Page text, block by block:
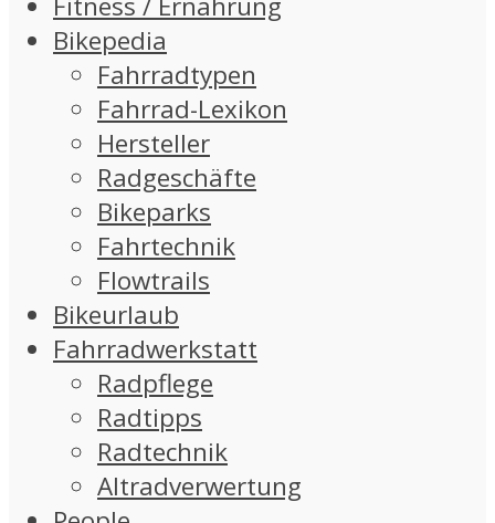
Bikepedia
Fahrradtypen
Fahrrad-Lexikon
Hersteller
Radgeschäfte
Bikeparks
Fahrtechnik
Flowtrails
Bikeurlaub
Fahrradwerkstatt
Radpflege
Radtipps
Radtechnik
Altradverwertung